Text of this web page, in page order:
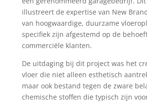
illustreert de expertise van New
van hoogwaardige, duurzame
specifiek zijn afgestemd op de
commerciële klanten.
De uitdaging bij dit project was het
vloer die niet alleen esthetisch
maar ook bestand tegen de zware
chemische stoffen die typisch zijn